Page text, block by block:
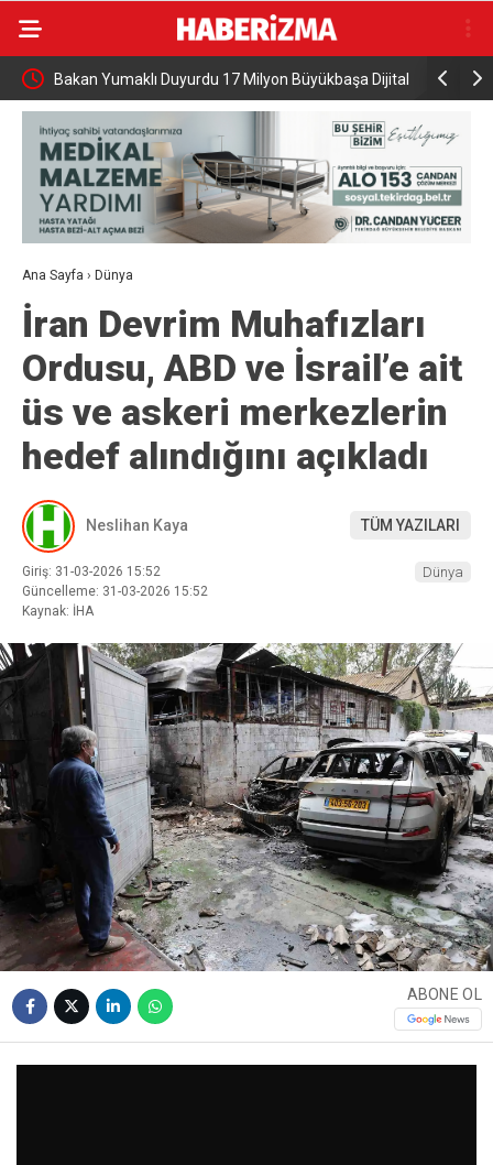
Bakan Yumaklı Duyurdu 17 Milyon Büyükbaşa Dijital
Takip Sistemi Prensi
Ana Sayfa › Dünya
İran Devrim Muhafızları
Ordusu, ABD ve İsrail’e ait
üs ve askeri merkezlerin
hedef alındığını açıkladı
Neslihan Kaya TÜM YAZILARI
Giriş: 31-03-2026 15:52
Güncelleme: 31-03-2026 15:52
Kaynak: İHA
Dünya
ABONE OL